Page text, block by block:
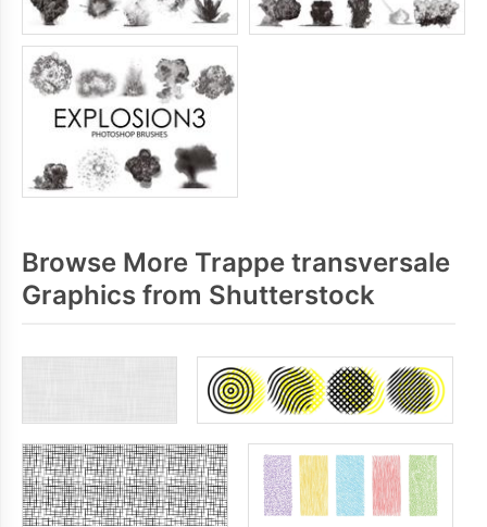
Browse More Trappe transversale
Graphics from Shutterstock